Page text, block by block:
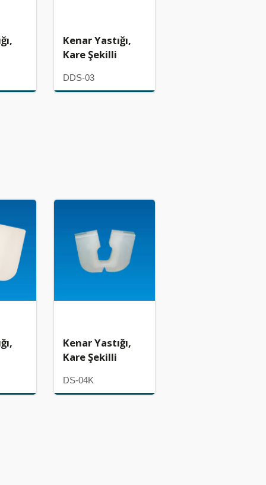
Kenar Yastığı,
Kare Şekilli
DDS-03
Kenar Yastığı,
Kare Şekilli
DS-04K